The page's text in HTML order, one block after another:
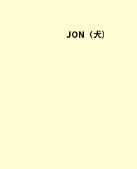
JON（犬）